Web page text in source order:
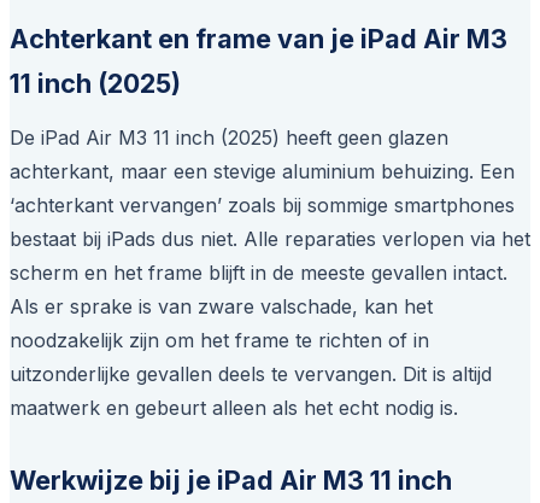
Achterkant en frame van je iPad Air M3
11 inch (2025)
De iPad Air M3 11 inch (2025) heeft geen glazen
achterkant, maar een stevige aluminium behuizing. Een
‘achterkant vervangen’ zoals bij sommige smartphones
bestaat bij iPads dus niet. Alle reparaties verlopen via het
scherm en het frame blijft in de meeste gevallen intact.
Als er sprake is van zware valschade, kan het
noodzakelijk zijn om het frame te richten of in
uitzonderlijke gevallen deels te vervangen. Dit is altijd
maatwerk en gebeurt alleen als het echt nodig is.
Werkwijze bij je iPad Air M3 11 inch